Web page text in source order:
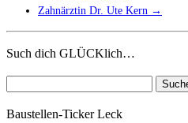
Zahnärztin Dr. Ute Kern →
Such dich GLÜCKlich…
Baustellen-Ticker Leck